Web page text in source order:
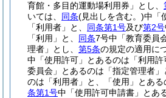
育館・多目的運動場利用券」とし、
いては、 同条(見出しを含む。)中「
「利用者」と、 同条第1号及び第2号
「利用」と、 同条7号中「教育委員
理者」とし、 第5条の規定の適用に
中「使用許可」とあるのは「利用許
委員会」とあるのは「指定管理者
のは「利用者」と、「使用」とある
条第1号中「使用許可申請書」とあ